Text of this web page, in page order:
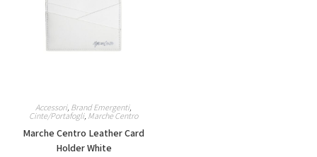
Accessori, Brand Emergenti,
Cinte/Portafogli, Marche Centro
Marche Centro Leather Card
Holder White